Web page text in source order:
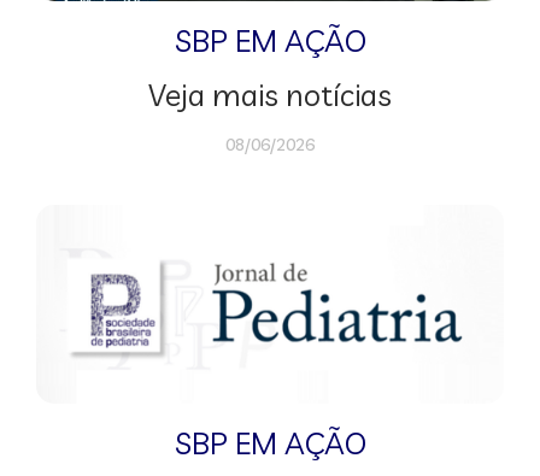
SBP EM AÇÃO
Veja mais notícias
08/06/2026
SBP EM AÇÃO